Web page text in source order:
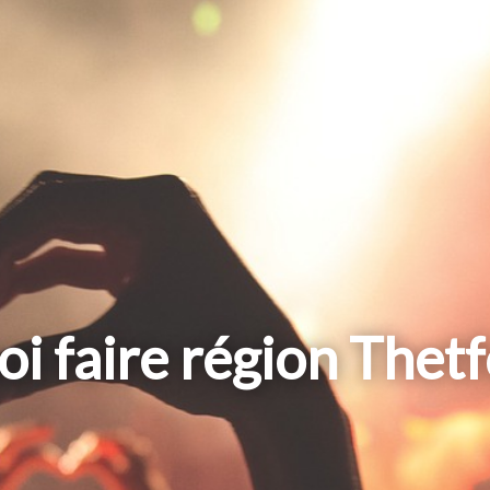
faire région